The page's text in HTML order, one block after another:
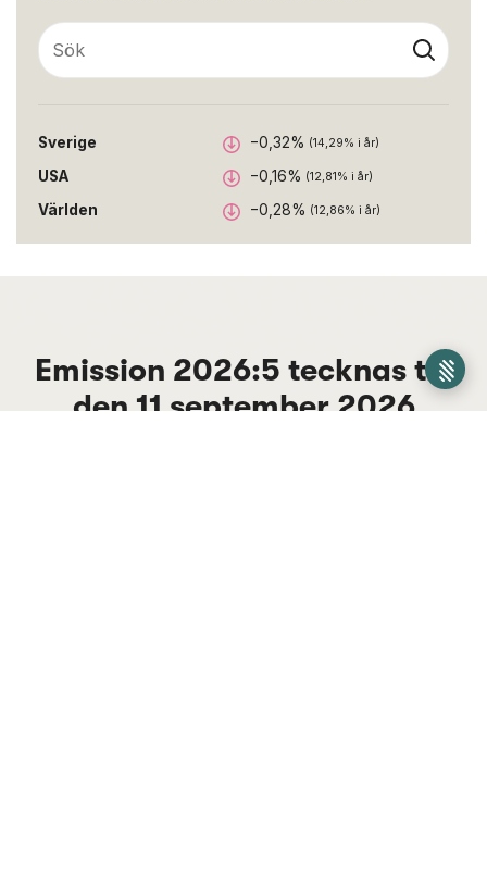
Sök
Sverige −0,32% (14,29% i år)
Världen −0,28% (12,86% i år)
USA −0,16% (12,81% i år)
Emission 2026:5 tecknas till
den 11 september 2026